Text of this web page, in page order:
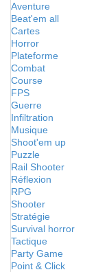
Aventure
Beat'em all
Cartes
Horror
Plateforme
Combat
Course
FPS
Guerre
Infiltration
Musique
Shoot'em up
Puzzle
Rail Shooter
Réflexion
RPG
Shooter
Stratégie
Survival horror
Tactique
Party Game
Point & Click